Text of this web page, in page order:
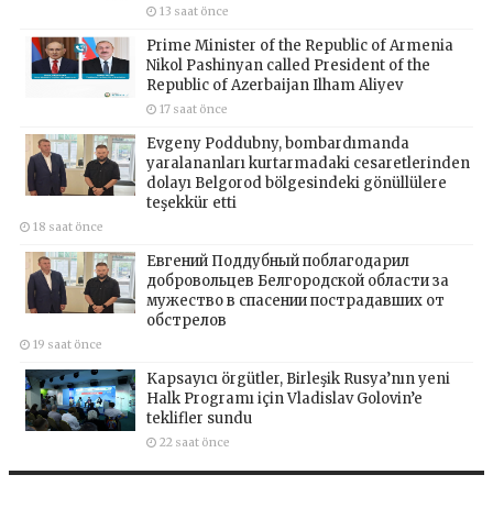
13 saat önce
Prime Minister of the Republic of Armenia
Nikol Pashinyan called President of the
Republic of Azerbaijan Ilham Aliyev
17 saat önce
Evgeny Poddubny, bombardımanda
yaralananları kurtarmadaki cesaretlerinden
dolayı Belgorod bölgesindeki gönüllülere
teşekkür etti
18 saat önce
Евгений Поддубный поблагодарил
добровольцев Белгородской области за
мужество в спасении пострадавших от
обстрелов
19 saat önce
Kapsayıcı örgütler, Birleşik Rusya’nın yeni
Halk Programı için Vladislav Golovin’e
teklifler sundu
22 saat önce